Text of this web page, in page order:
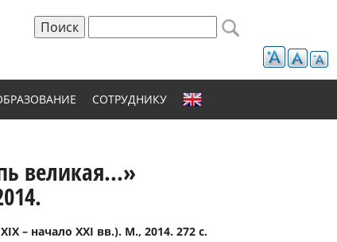
Форма поиска
СОТРУДНИКУ
великая...»
– начало XXI вв.). М., 2014. 272 с.